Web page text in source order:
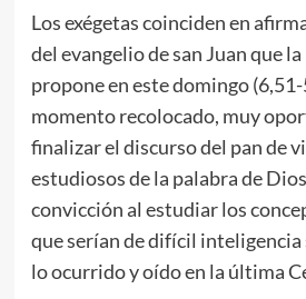
Los exégetas coinciden en
del evangelio de san Juan que
propone en este domingo (6,51-
momento recolocado, muy
finalizar el discurso del pan de
estudiosos de la palabra de
convicción al estudiar los
que serían de difícil
lo ocurrido y oído en la última